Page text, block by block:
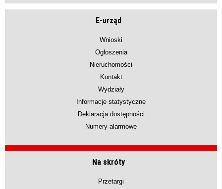
E-urząd
Wnioski
Ogłoszenia
Nieruchomości
Kontakt
Wydziały
Informacje statystyczne
Deklaracja dostępności
Numery alarmowe
Na skróty
Przetargi